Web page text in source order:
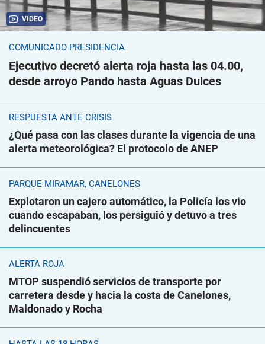
VIDEO
COMUNICADO PRESIDENCIA
Ejecutivo decretó alerta roja hasta las 04.00,
desde arroyo Pando hasta Aguas Dulces
RESPUESTA ANTE CRISIS
¿Qué pasa con las clases durante la vigencia de una
alerta meteorológica? El protocolo de ANEP
PARQUE MIRAMAR, CANELONES
Explotaron un cajero automático, la Policía los vio
cuando escapaban, los persiguió y detuvo a tres
delincuentes
ALERTA ROJA
MTOP suspendió servicios de transporte por
carretera desde y hacia la costa de Canelones,
Maldonado y Rocha